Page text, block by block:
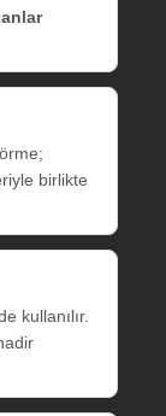
birlikte
kullanılır.